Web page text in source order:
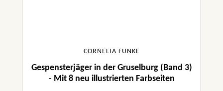
CORNELIA FUNKE
Gespensterjäger in der Gruselburg (Band 3)
- Mit 8 neu illustrierten Farbseiten